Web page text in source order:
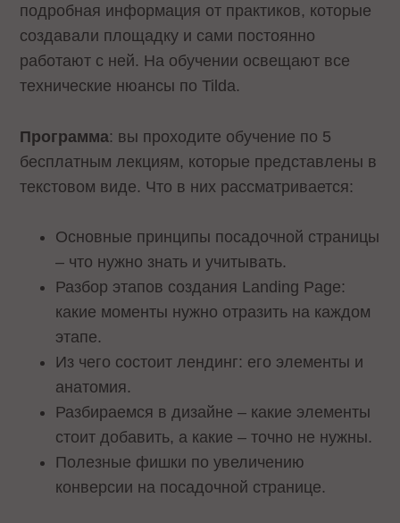
подробная информация от практиков, которые
создавали площадку и сами постоянно
работают с ней. На обучении освещают все
технические нюансы по Tilda.
Программа: вы проходите обучение по 5
бесплатным лекциям, которые представлены в
текстовом виде. Что в них рассматривается:
Основные принципы посадочной страницы
– что нужно знать и учитывать.
Разбор этапов создания Landing Page:
какие моменты нужно отразить на каждом
этапе.
Из чего состоит лендинг: его элементы и
анатомия.
Разбираемся в дизайне – какие элементы
стоит добавить, а какие – точно не нужны.
Полезные фишки по увеличению
конверсии на посадочной странице.